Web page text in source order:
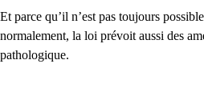
Et parce qu’il n’est pas toujours
normalement, la loi prévoit aussi des
pathologique.